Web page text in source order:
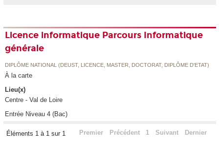
Licence informatique Parcours Informatique
générale
DIPLÔME NATIONAL (DEUST, LICENCE, MASTER, DOCTORAT, DIPLÔME D'ETAT)
À la carte
Lieu(x)
Centre - Val de Loire
Entrée Niveau 4 (Bac)
Éléments 1 à 1 sur 1 Premier Précédent 1 Suivant Dernier